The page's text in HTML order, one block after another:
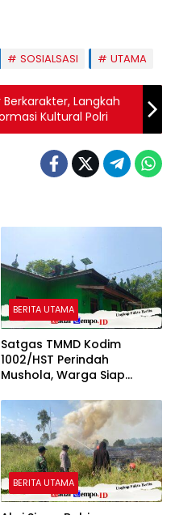
SOSIALSASI UTAMA
Langkah
Kultural Polri
BERITA UTAMA
Satgas TMMD Kodim
1002/HST Perindah
Mushola, Warga Siap
Lebih Nyaman
BERITA UTAMA